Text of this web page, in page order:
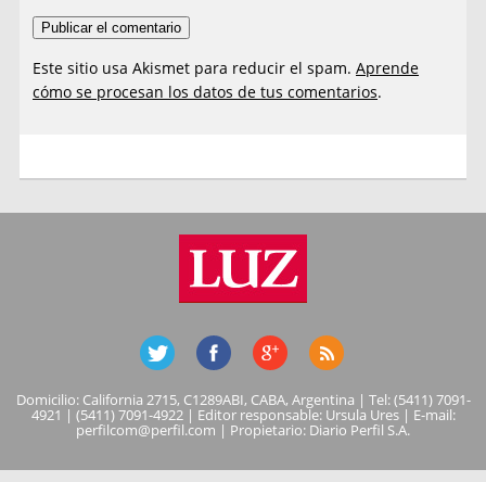
Este sitio usa Akismet para reducir el spam.Aprende
cómo se procesan los datos de tus comentarios.
Domicilio: California 2715, C1289ABI, CABA, Argentina | Tel: (5411) 7091-
4921 | (5411) 7091-4922 | Editor responsable: Ursula Ures | E-mail:
perfilcom@perfil.com | Propietario: Diario Perfil S.A.